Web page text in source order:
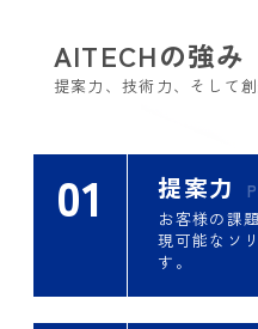
AITECHの強み
提案力、技術力、そして
01 提案力
お客様の課
現可能なソ
す。